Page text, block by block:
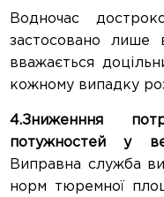
Водночас
застосовано
вважається
кожному випадку
4.Зниженння
потужностей у
Виправна служба
норм тюремної